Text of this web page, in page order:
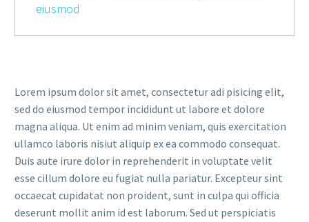
eiusmod
Lorem ipsum dolor sit amet, consectetur adi pisicing elit,
sed do eiusmod tempor incididunt ut labore et dolore
magna aliqua. Ut enim ad minim veniam, quis exercitation
ullamco laboris nisiut aliquip ex ea commodo consequat.
Duis aute irure dolor in reprehenderit in voluptate velit
esse cillum dolore eu fugiat nulla pariatur. Excepteur sint
occaecat cupidatat non proident, sunt in culpa qui officia
deserunt mollit anim id est laborum. Sed ut perspiciatis